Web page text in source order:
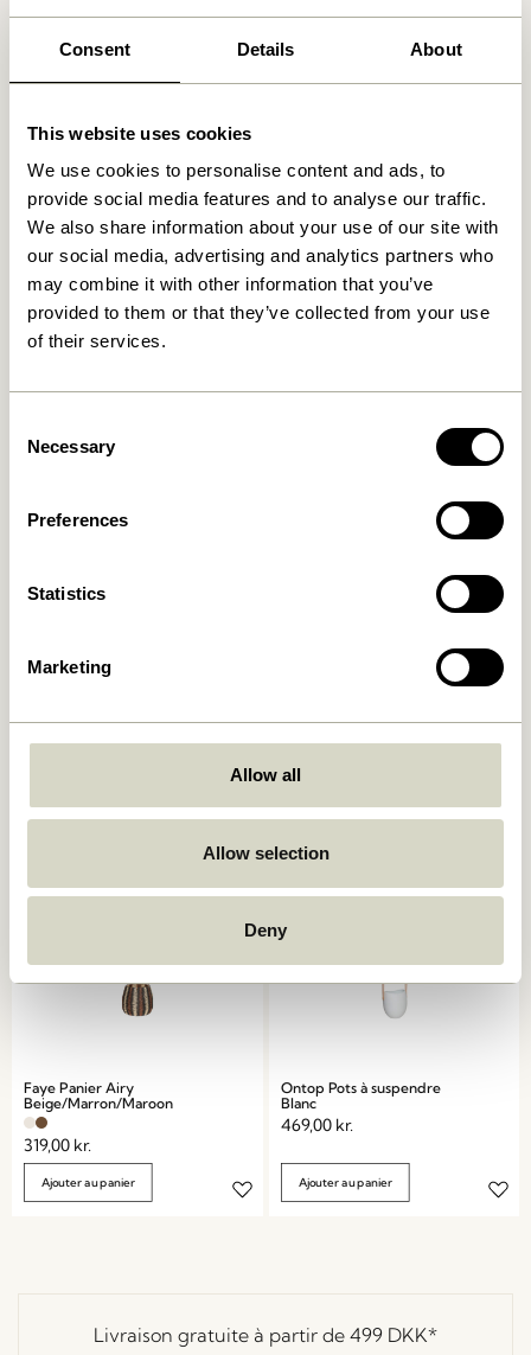
Consent Details About
This website uses cookies
We use cookies to personalise content and ads, to
provide social media features and to analyse our traffic.
We also share information about your use of our site with
our social media, advertising and analytics partners who
may combine it with other information that you’ve
provided to them or that they’ve collected from your use
of their services.
Selection
Necessary
Preferences
Statistics
Marketing
Allow all
Allow selection
Deny
Produits similaires
Heritage Fauteuil/Repose-
pied Naturel/Beige
Faye Panier Airy
Beige/Marron/Maroon
319,00 kr.
Ajouter au panier
Ontop Pots à suspendre
Blanc
469,00 kr.
Ajouter au panier
Livraison gratuite à partir de 499 DKK*